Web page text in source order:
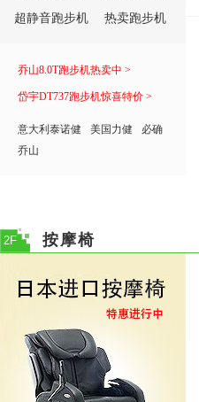
超静音跑步机
热卖跑步机
乔山8.0T跑步机热卖中 >
岱宇DT737跑步机惊喜特价 >
意大利泰诺健 美国力健
必确
乔山
2F 按摩椅